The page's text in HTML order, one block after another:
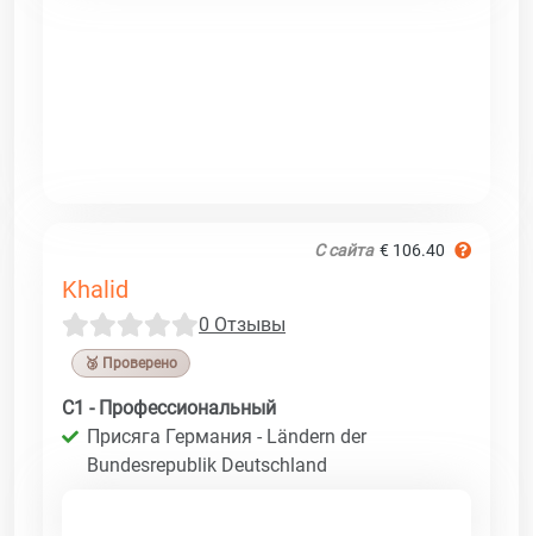
С сайта € 106.40
Khalid
0 Отзывы
🥉 Проверено
C1 - Профессиональный
Присяга Германия - Ländern der
Bundesrepublik Deutschland